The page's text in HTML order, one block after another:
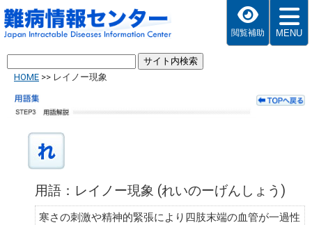
閲覧補助 MENU
HOME >> レイノー現象
用語：レイノー現象 (れいのーげんしょう)
寒さの刺激や精神的緊張により四肢末端の血管が一過性